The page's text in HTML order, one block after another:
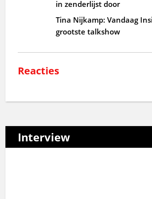
in zenderlijst door
Tina Nijkamp: Vandaag
grootste talkshow
Reacties
Interview